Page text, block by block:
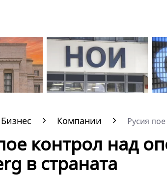
Бизнес Компании Русия
контрол над
в страната